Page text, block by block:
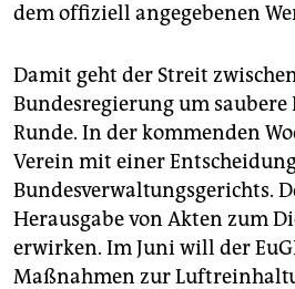
dem offiziell angegebenen
Damit geht der Streit
Bundesregierung um saubere
Runde. In der kommenden
Verein mit einer
Bundesverwaltungsgerichts.
Herausgabe von Akten zum
erwirken. Im Juni will der
Maßnahmen zur